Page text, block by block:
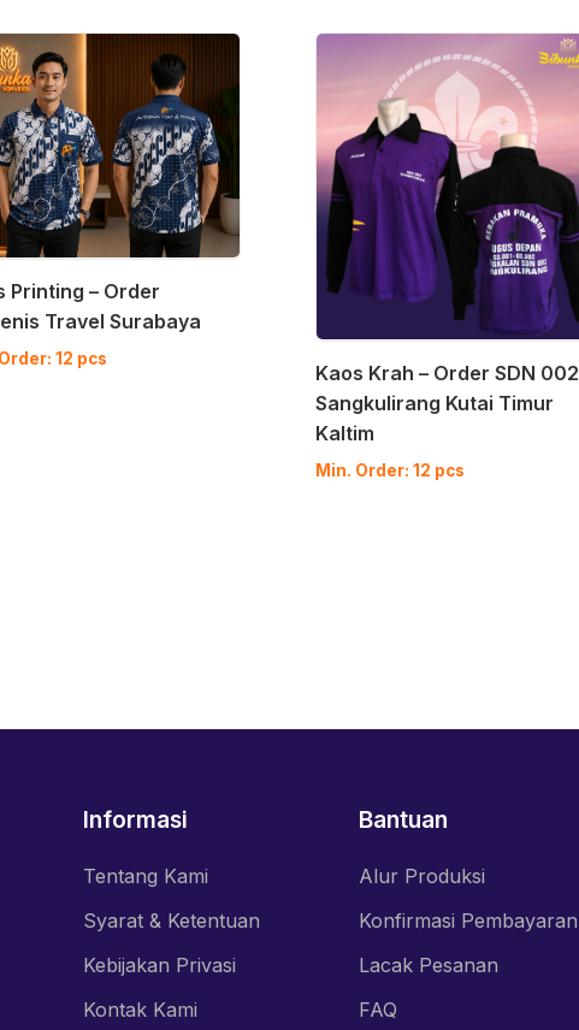
Printing – Order
Travel Surabaya
12 pcs
Kaos Krah – Order SDN 002
Sangkulirang Kutai Timur
Kaltim
Min. Order: 12 pcs
Informasi
Tentang Kami
Syarat & Ketentuan
Kebijakan Privasi
Kontak Kami
Bantuan
Alur Produksi
Konfirmasi Pembayaran
Lacak Pesanan
FAQ